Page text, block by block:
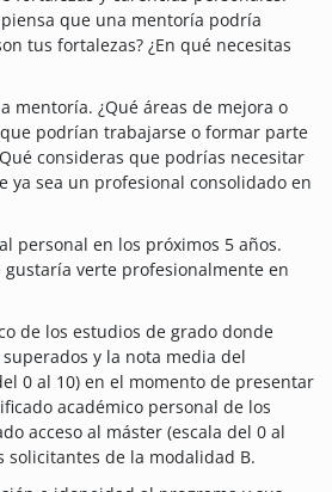
que una mentoría podría
tus fortalezas? ¿En qué necesitas
mentoría. ¿Qué áreas de mejora o
podrían trabajarse o formar parte
consideras que podrías necesitar
ya sea un profesional consolidado en
personal en los próximos 5 años.
gustaría verte profesionalmente en
de los estudios de grado donde
y la nota media del
0 al 10) en el momento de presentar
académico personal de los
acceso al máster (escala del 0 al
solicitantes de la modalidad B.